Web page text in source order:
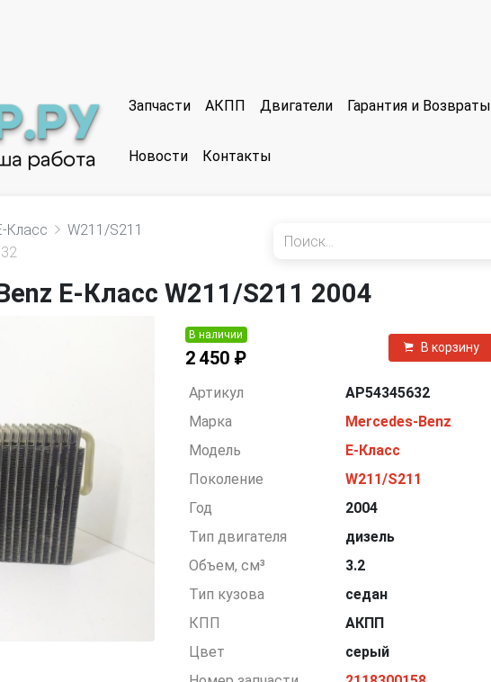
Запчасти АКПП Двигатели Гарантия и Возвраты
Новости Контакты
Класс
W211/S211
E-Класс W211/S211 2004
В наличии
2 450 ₽
В корзину
Артикул
AP54345632
Марка
Mercedes-Benz
Модель
E-Класс
Поколение
W211/S211
Год
2004
Тип двигателя
дизель
Объем, см³
3.2
Тип кузова
седан
КПП
АКПП
Цвет
серый